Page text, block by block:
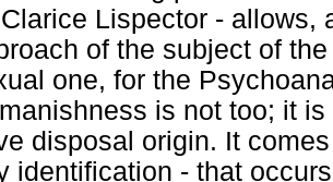
Lispector - allows,
of the subject of
one, for the
is not too; it
disposal origin. It
identification - that